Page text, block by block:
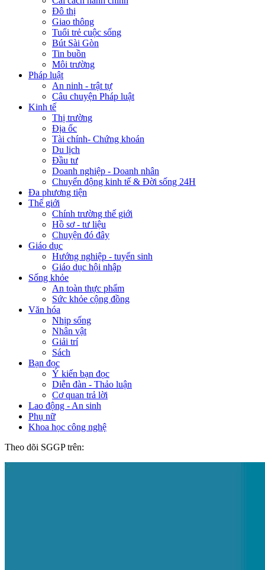
Đô thị
Giao thông
Tuổi trẻ cuộc sống
Bút Sài Gòn
Tin buồn
Môi trường
Pháp luật
An ninh - trật tự
Câu chuyện Pháp luật
Kinh tế
Thị trường
Địa ốc
Tài chính- Chứng khoán
Du lịch
Đầu tư
Doanh nghiệp - Doanh nhân
Chuyển động kinh tế & Đời sống 24H
Đa phương tiện
Thế giới
Chính trường thế giới
Hồ sơ - tư liệu
Chuyện đó đây
Giáo dục
Hướng nghiệp - tuyển sinh
Giáo dục hội nhập
Sống khỏe
An toàn thực phẩm
Sức khỏe cộng đồng
Văn hóa
Nhịp sống
Nhân vật
Giải trí
Sách
Bạn đọc
Ý kiến bạn đọc
Diễn đàn - Thảo luận
Cơ quan trả lời
Lao động - An sinh
Phụ nữ
Khoa học công nghệ
Theo dõi SGGP trên: